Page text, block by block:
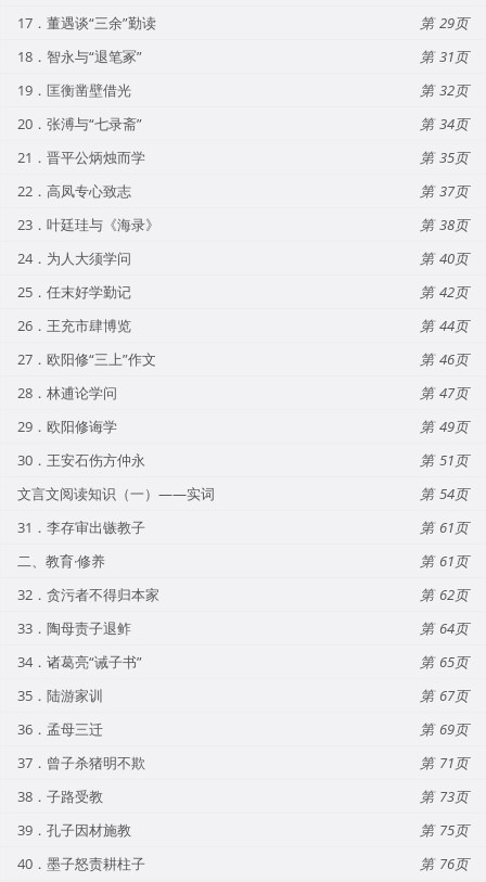
17．董遇谈“三余”勤读
29
18．智永与“退笔冢”
31
19．匡衡凿壁借光
32
20．张溥与“七录斋”
34
21．晋平公炳烛而学
35
22．高凤专心致志
37
23．叶廷珪与《海录》
38
24．为人大须学问
40
25．任末好学勤记
42
26．王充市肆博览
44
27．欧阳修“三上”作文
46
28．林逋论学问
47
29．欧阳修诲学
49
30．王安石伤方仲永
51
文言文阅读知识（一）——实词
54
31．李存审出镞教子
61
二、教育·修养
61
32．贪污者不得归本家
62
33．陶母责子退鲊
64
34．诸葛亮“诫子书”
65
35．陆游家训
67
36．孟母三迁
69
37．曾子杀猪明不欺
71
38．子路受教
73
39．孔子因材施教
75
40．墨子怒责耕柱子
76